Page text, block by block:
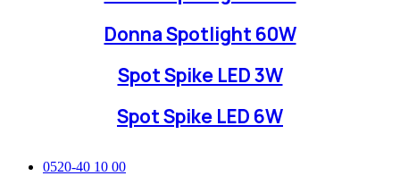
Donna Spotlight 60W
Spot Spike LED 3W
Spot Spike LED 6W
0520-40 10 00